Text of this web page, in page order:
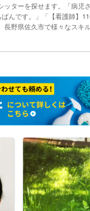
ターを探せます。「病児
んです。」「【看護師】
野県佐久市で様々なスキ